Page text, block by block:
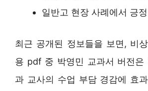
일반고 현장 사례에서 긍
최근 공개된 정보들을 보면, 비
용 pdf 중 박영민 교과서 버전은
과 교사의 수업 부담 경감에 효